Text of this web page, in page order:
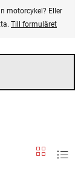
motorcykel? Eller
Till formuläret